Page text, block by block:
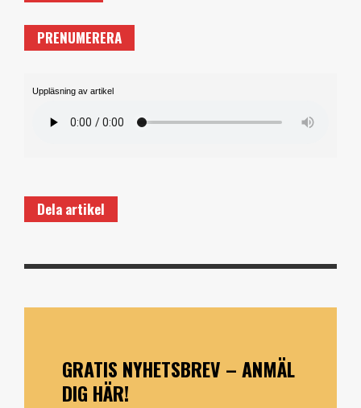
PRENUMERERA
Uppläsning av artikel
Dela artikel
GRATIS NYHETSBREV – ANMÄL
DIG HÄR!